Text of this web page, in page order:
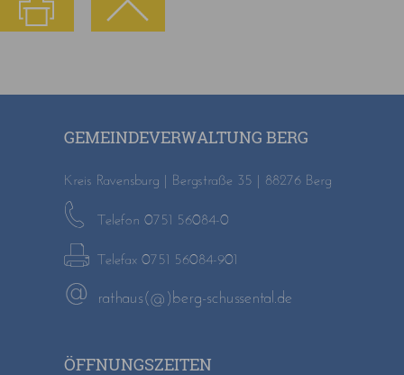
GEMEINDEVERWALTUNG BERG
Kreis Ravensburg | Bergstraße 35 | 88276 Berg
Telefon 0751 56084-0
Telefax 0751 56084-901
rathaus(@)berg-schussental.de
ÖFFNUNGSZEITEN